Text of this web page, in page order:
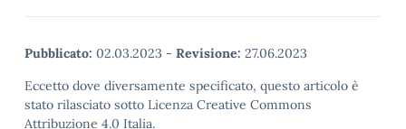
Pubblicato: 02.03.2023 - Revisione: 27.06.2023
Eccetto dove diversamente specificato, questo articolo è
stato rilasciato sotto Licenza Creative Commons
Attribuzione 4.0 Italia.